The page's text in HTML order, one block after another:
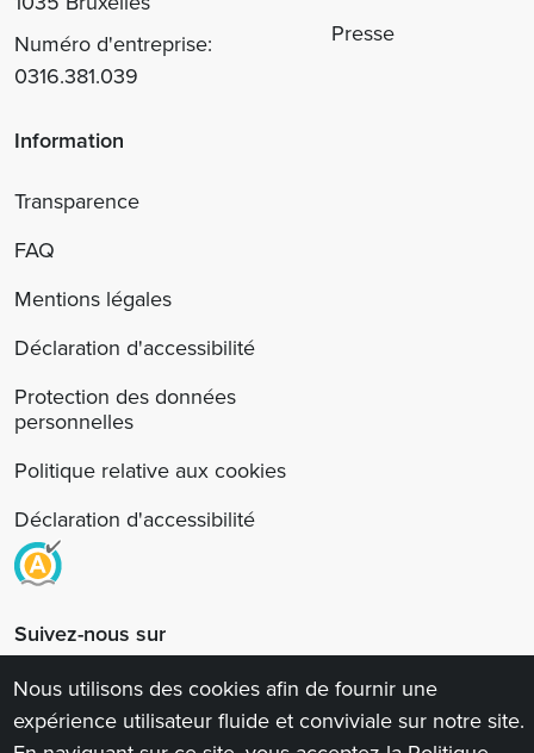
Numéro d'entreprise:
0316.381.039
Presse
Information
Transparence
FAQ
Mentions légales
Déclaration d'accessibilité
Protection des données
personnelles
Politique relative aux cookies
Déclaration d'accessibilité
Suivez-nous sur
Nous utilisons des cookies afin de fournir une
expérience utilisateur fluide et conviviale sur notre site.